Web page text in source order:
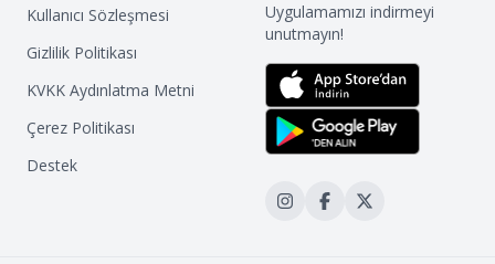
Kullanıcı Sözleşmesi
Gizlilik Politikası
KVKK Aydınlatma Metni
Çerez Politikası
Destek
Uygulamamızı indirmeyi
unutmayın!